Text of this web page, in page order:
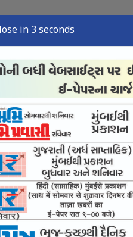
સ્પોર્ટ્સ ન્યુઝ તંત્રી લેખ
in 2 seconds
ન બને : સુપ્રીમ